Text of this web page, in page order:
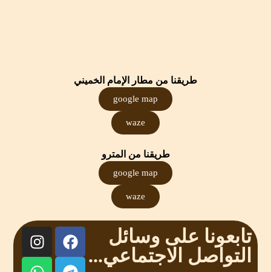
طريقنا من مطار الإمام الخميني
google map
waze
طريقنا من المترو
google map
waze
تابعونا على وسائل
التواصل الاجتماعي...